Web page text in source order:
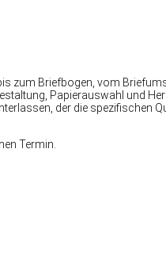
zum Briefbogen, vom
Papierauswahl und
der die spezifischen
Termin.